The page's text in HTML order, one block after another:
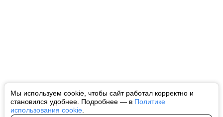
Мы используем cookie, чтобы сайт работал корректно и
становился удобнее. Подробнее — в Политике
использования cookie